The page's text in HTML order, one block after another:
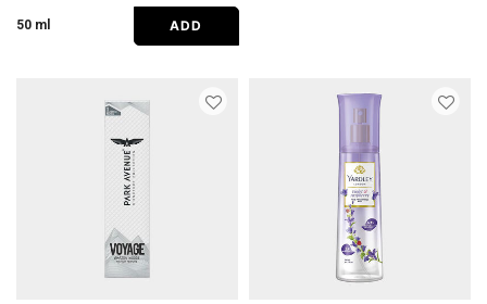
50 ml ADD